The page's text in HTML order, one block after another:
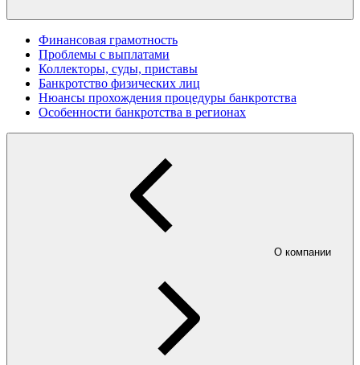
Финансовая грамотность
Проблемы с выплатами
Коллекторы, суды, приставы
Банкротство физических лиц
Нюансы прохождения процедуры банкротства
Особенности банкротства в регионах
О компании